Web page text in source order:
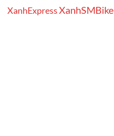
XanhExpressXanhSMBike